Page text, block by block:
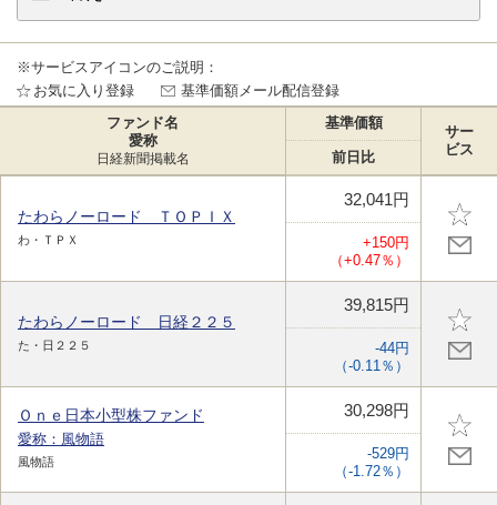
※サービスアイコンのご説明：
お気に入り登録
基準価額メール配信登録
ファンド名
愛称
日経新聞掲載名
基準価額
サー
ビス
前日比
たわらノーロード ＴＯＰＩＸ
わ・ＴＰＸ
32,041円
+150円
（+0.47％）
たわらノーロード 日経２２５
た・日２２５
39,815円
-44円
（-0.11％）
Ｏｎｅ日本小型株ファンド
愛称：風物語
風物語
30,298円
-529円
（-1.72％）